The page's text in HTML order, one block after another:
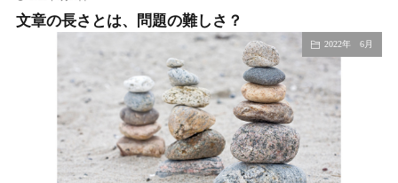
文章の長さとは、問題の難しさ？
2022年 6月